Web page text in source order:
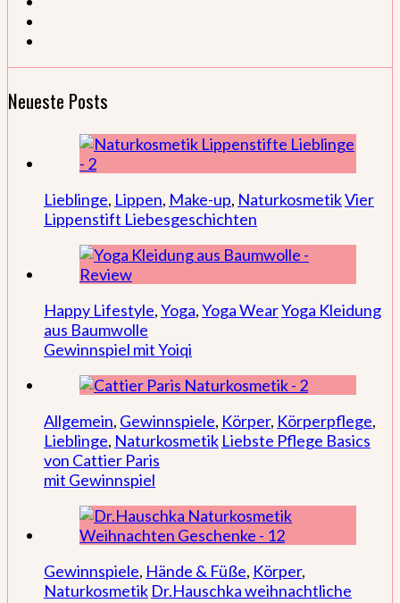
Neueste Posts
Lieblinge, Lippen, Make-up, NaturkosmetikVier
Lippenstift Liebesgeschichten
Happy Lifestyle,Yoga,Yoga WearYoga Kleidung
aus Baumwolle
Gewinnspiel mit Yoiqi
Allgemein, Gewinnspiele, Körper, Körperpflege,
Lieblinge, Naturkosmetik Liebste Pflege Basics
von Cattier Paris
mit Gewinnspiel
Gewinnspiele, Hände & Füße, Körper,
Naturkosmetik Dr.Hauschka weihnachtliche